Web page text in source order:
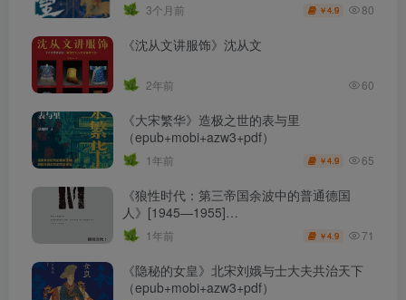
3个月前 ￥4.9 80
《沈从文讲服饰》沈从文
2年前 60
《大宋繁华》造极之世的表与里
（epub+mobi+azw3+pdf）
1年前 ￥4.9 65
《狼性时代：第三帝国余波中的普通德国
人》[1945—1955]
（epub+mobi+azw3+pdf）
1年前 ￥4.9 71
《隐秘的女皇》北宋刘娥与士大夫共治天下
（epub+mobi+azw3+pdf）